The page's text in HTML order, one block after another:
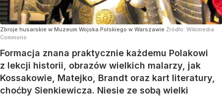
Zbroje husarskie w Muzeum Wojska Polskiego w Warszawie Źródło: Wikimedia
Commons
Formacja znana praktycznie każdemu Polakowi
z lekcji historii, obrazów wielkich malarzy, jak
Kossakowie, Matejko, Brandt oraz kart literatury,
choćby Sienkiewicza. Niesie ze sobą wielki